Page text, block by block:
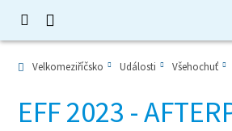
Velkomeziříčsko Události Všehochuť
EFF 2023 -